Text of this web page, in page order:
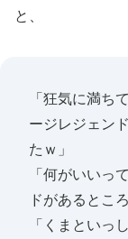
と、
「狂気に満ち
ージレジェン
たｗ」
「何がいいっ
ドがあるとこ
「くまといっ